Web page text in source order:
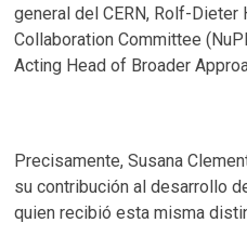
general del CERN, Rolf-Dieter
Collaboration Committee
Acting Head of Broader
Precisamente, Susana
su contribución al desarrollo
quien recibió esta misma